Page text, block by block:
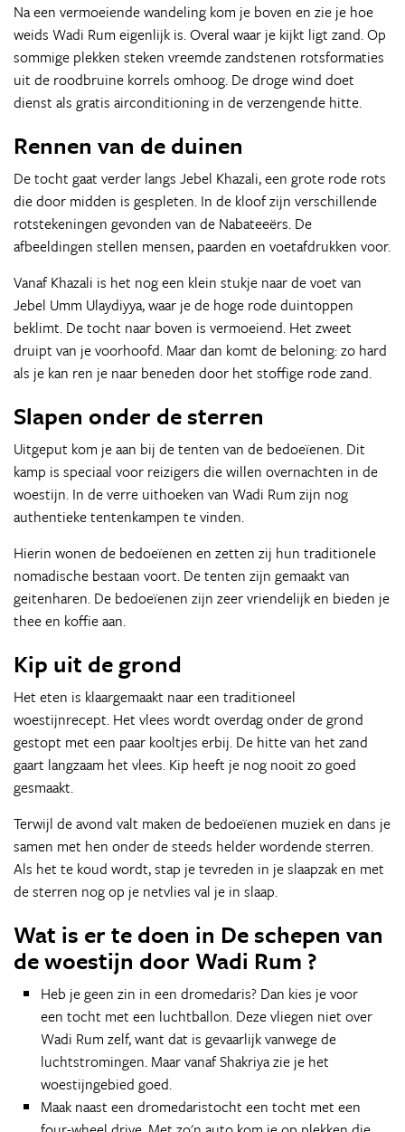
Na een vermoeiende wandeling kom je boven en zie je hoe
weids Wadi Rum eigenlijk is. Overal waar je kijkt ligt zand. Op
sommige plekken steken vreemde zandstenen rotsformaties
uit de roodbruine korrels omhoog. De droge wind doet
dienst als gratis airconditioning in de verzengende hitte.
Rennen van de duinen
De tocht gaat verder langs Jebel Khazali, een grote rode rots
die door midden is gespleten. In de kloof zijn verschillende
rotstekeningen gevonden van de Nabateeërs. De
afbeeldingen stellen mensen, paarden en voetafdrukken voor.
Vanaf Khazali is het nog een klein stukje naar de voet van
Jebel Umm Ulaydiyya, waar je de hoge rode duintoppen
beklimt. De tocht naar boven is vermoeiend. Het zweet
druipt van je voorhoofd. Maar dan komt de beloning: zo hard
als je kan ren je naar beneden door het stoffige rode zand.
Slapen onder de sterren
Uitgeput kom je aan bij de tenten van de bedoeïenen. Dit
kamp is speciaal voor reizigers die willen overnachten in de
woestijn. In de verre uithoeken van Wadi Rum zijn nog
authentieke tentenkampen te vinden.
Hierin wonen de bedoeïenen en zetten zij hun traditionele
nomadische bestaan voort. De tenten zijn gemaakt van
geitenharen. De bedoeïenen zijn zeer vriendelijk en bieden je
thee en koffie aan.
Kip uit de grond
Het eten is klaargemaakt naar een traditioneel
woestijnrecept. Het vlees wordt overdag onder de grond
gestopt met een paar kooltjes erbij. De hitte van het zand
gaart langzaam het vlees. Kip heeft je nog nooit zo goed
gesmaakt.
Terwijl de avond valt maken de bedoeïenen muziek en dans je
samen met hen onder de steeds helder wordende sterren.
Als het te koud wordt, stap je tevreden in je slaapzak en met
de sterren nog op je netvlies val je in slaap.
Wat is er te doen in De schepen van
de woestijn door Wadi Rum ?
Heb je geen zin in een dromedaris? Dan kies je voor
een tocht met een luchtballon. Deze vliegen niet over
Wadi Rum zelf, want dat is gevaarlijk vanwege de
luchtstromingen. Maar vanaf Shakriya zie je het
woestijngebied goed.
Maak naast een dromedaristocht een tocht met een